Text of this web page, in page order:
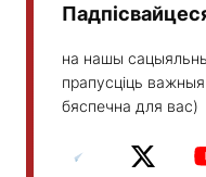
на нашы
прапусціць важныя
бяспечна для вас)